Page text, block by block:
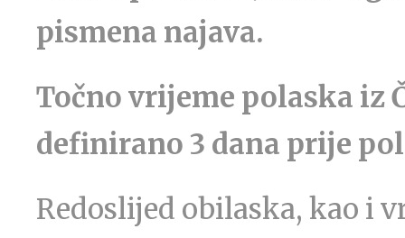
pismena najava.
Točno vrijeme polaska iz
definirano 3 dana prije
Redoslijed obilaska, kao i